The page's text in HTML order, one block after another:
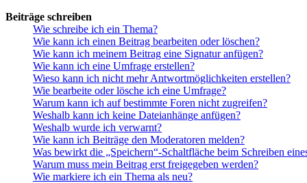
Beiträge schreiben
Wie schreibe ich ein Thema?
Wie kann ich einen Beitrag bearbeiten oder löschen?
Wie kann ich meinem Beitrag eine Signatur anfügen?
Wie kann ich eine Umfrage erstellen?
Wieso kann ich nicht mehr Antwortmöglichkeiten erstellen?
Wie bearbeite oder lösche ich eine Umfrage?
Warum kann ich auf bestimmte Foren nicht zugreifen?
Weshalb kann ich keine Dateianhänge anfügen?
Weshalb wurde ich verwarnt?
Wie kann ich Beiträge den Moderatoren melden?
Was bewirkt die „Speichern“-Schaltfläche beim Schreiben
Warum muss mein Beitrag erst freigegeben werden?
Wie markiere ich ein Thema als neu?